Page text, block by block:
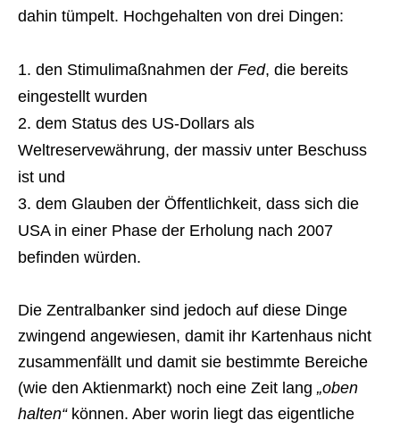
dahin tümpelt. Hochgehalten von drei Dingen:
den Stimulimaßnahmen der Fed, die bereits
eingestellt wurden
dem Status des US-Dollars als
Weltreservewährung, der massiv unter Beschuss
ist und
dem Glauben der Öffentlichkeit, dass sich die
USA in einer Phase der Erholung nach 2007
befinden würden.
Die Zentralbanker sind jedoch auf diese Dinge
zwingend angewiesen, damit ihr Kartenhaus nicht
zusammenfällt und damit sie bestimmte Bereiche
(wie den Aktienmarkt) noch eine Zeit lang „oben
halten“können. Aber worin liegt das eigentliche